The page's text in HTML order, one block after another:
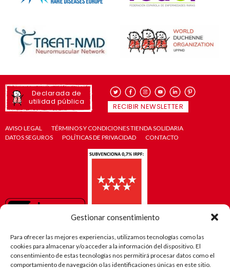
Gestionar consentimiento
Para ofrecer las mejores experiencias, utilizamos tecnologías como las
cookies para almacenar y/o acceder a la información del dispositivo. El
consentimiento de estas tecnologías nos permitirá procesar datos como el
comportamiento de navegación o las identificaciones únicas en este sitio.
Declarada de
utilidad pública
RECIBIR NEWSLETTER
AVISO LEGAL
TÉRMINOS Y CONDICIONES TIENDA SOLIDARIA
DATOS SEGUROS
POLÍTICAS DE PRIVACIDAD CONTACTO